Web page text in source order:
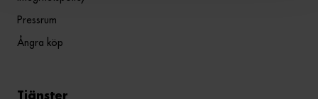
Pressrum
Ångra köp